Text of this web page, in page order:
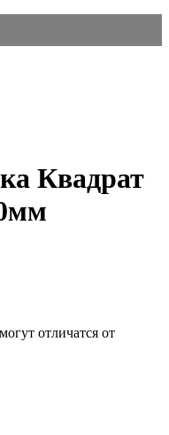
Квадрат
отличатся от